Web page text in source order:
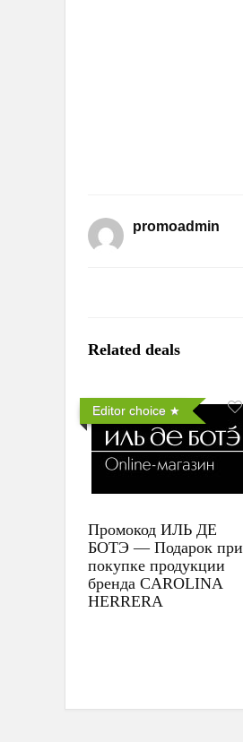
promoadmin
Related deals
Editor choice
Промокод ИЛЬ ДЕ
БОТЭ — Подарок при
покупке продукции
бренда CAROLINA
HERRERA